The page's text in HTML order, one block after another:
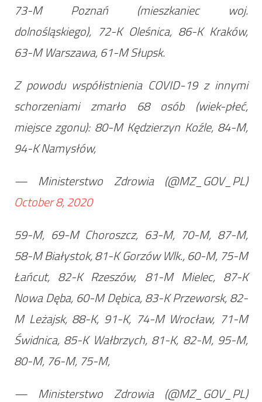
73-M Poznań (mieszkaniec woj.
dolnośląskiego), 72-K Oleśnica, 86-K Kraków,
63-M Warszawa, 61-M Słupsk.
Z powodu współistnienia COVID-19 z innymi
schorzeniami zmarło 68 osób (wiek-płeć,
miejsce zgonu): 80-M Kędzierzyn Koźle, 84-M,
94-K Namysłów,
— Ministerstwo Zdrowia (@MZ_GOV_PL)
October 8, 2020
59-M, 69-M Choroszcz, 63-M, 70-M, 87-M,
58-M Białystok, 81-K Gorzów Wlk., 60-M, 75-M
Łańcut, 82-K Rzeszów, 81-M Mielec, 87-K
Nowa Dęba, 60-M Dębica, 83-K Przeworsk, 82-
M Leżajsk, 88-K, 91-K, 74-M Wrocław, 71-M
Świdnica, 85-K Wałbrzych, 81-K, 82-M, 95-M,
80-M, 76-M, 75-M,
— Ministerstwo Zdrowia (@MZ_GOV_PL)